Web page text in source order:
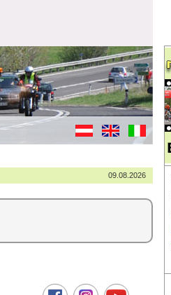
09.08.2026